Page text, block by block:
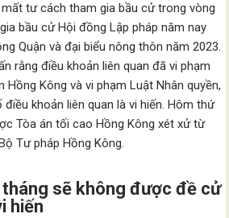
tư cách tham gia bầu cử trong vòng
bầu cử Hội đồng Lập pháp năm nay
Quận và đại biểu nông thôn năm 2023.
rằng điều khoản liên quan đã vi phạm
Hồng Kông và vi phạm Luật Nhân quyền,
khoản liên quan là vi hiến. Hôm thứ
Tòa án tối cao Hồng Kông xét xử từ
Tư pháp Hồng Kông.
tháng sẽ không được đề cử
hiến